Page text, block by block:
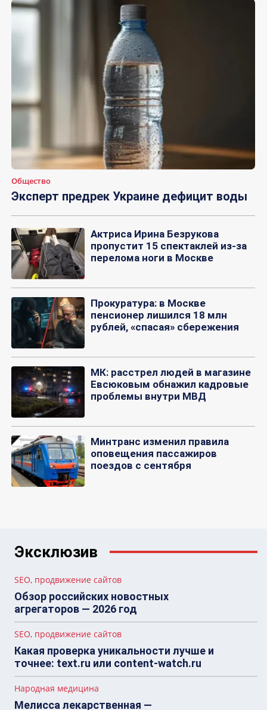
Общество
Эксперт предрек Украине дефицит воды
Актриса Ирина Безрукова
пропустит 15 спектаклей из-за
перелома ноги в Москве
Прокуратура: в Москве
пенсионер лишился 18 млн
рублей, «спасая» сбережения
МК: расстрел людей в магазине
Евсюковым обнажил кадровые
проблемы внутри МВД
Минтранс изменил правила
оповещения пассажиров
поездов с сентября
Эксклюзив
SEO, продвижение сайтов
Обзор российских новостных
агрегаторов — 2026 год
SEO, продвижение сайтов
Какая проверка уникальности лучше и
точнее: text.ru или content-watch.ru
Народная медицина
Мелисса лекарственная —